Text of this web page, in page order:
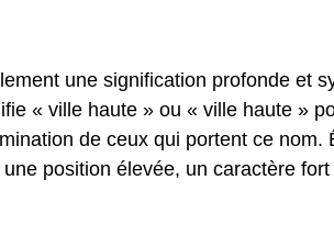
une signification profonde et
« ville haute » ou « ville haute »
de ceux qui portent ce nom.
position élevée, un caractère